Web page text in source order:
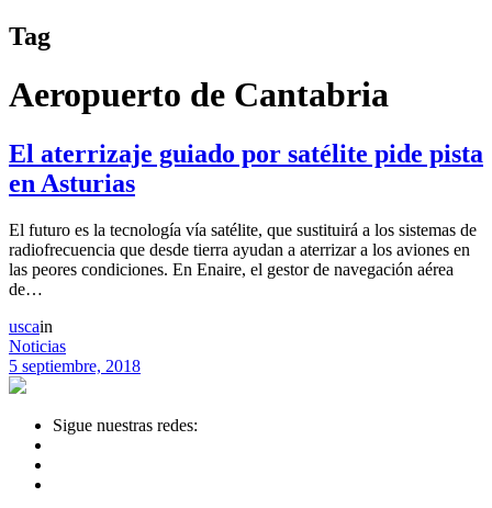
Tag
Aeropuerto de Cantabria
El aterrizaje guiado por satélite pide pista
en Asturias
El futuro es la tecnología vía satélite, que sustituirá a los sistemas de
radiofrecuencia que desde tierra ayudan a aterrizar a los aviones en
las peores condiciones. En Enaire, el gestor de navegación aérea
de…
uscain
Noticias
5 septiembre, 2018
Sigue nuestras redes: